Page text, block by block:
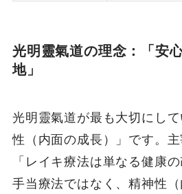
光明靈氣道の理念：「安
地」
光明靈氣道が最も大切にし
性（内面の成長）」です。主
「レイキ療法は単なる健康
手当療法ではなく、精神性